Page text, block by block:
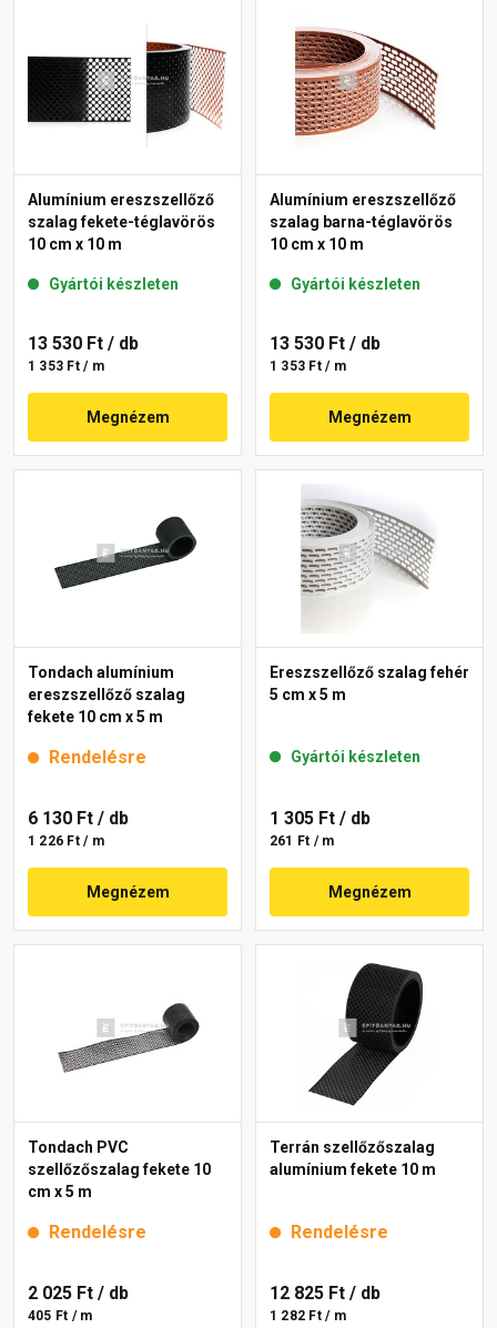
Alumínium ereszszellőző
szalag fekete-téglavörös
10 cm x 10 m
Gyártói készleten
13 530 Ft / db
1 353 Ft / m
Megnézem
Alumínium ereszszellőző
szalag barna-téglavörös
10 cm x 10 m
Gyártói készleten
13 530 Ft / db
1 353 Ft / m
Megnézem
Tondach alumínium
ereszszellőző szalag
fekete 10 cm x 5 m
Rendelésre
6 130 Ft / db
1 226 Ft / m
Megnézem
Ereszszellőző szalag fehér
5 cm x 5 m
Gyártói készleten
1 305 Ft / db
261 Ft / m
Megnézem
Tondach PVC
szellőzőszalag fekete 10
cm x 5 m
Rendelésre
2 025 Ft / db
405 Ft / m
Terrán szellőzőszalag
alumínium fekete 10 m
Rendelésre
12 825 Ft / db
1 282 Ft / m